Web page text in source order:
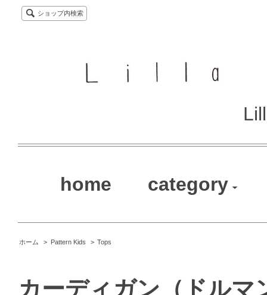
ショップ内検索
home category
ホーム > Pattern Kids > Tops
カーディガン（ドル